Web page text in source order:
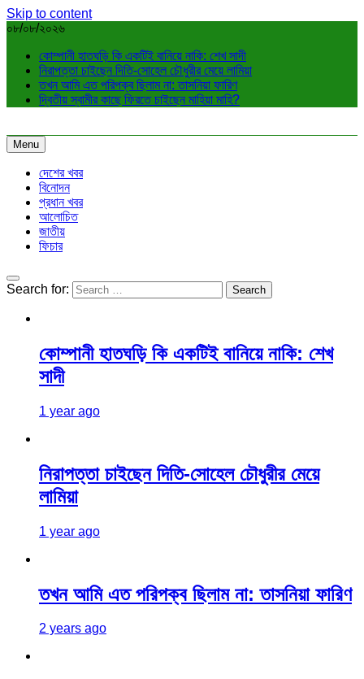
Skip to content
০৮/০৮/২০২৬
কোম্পানী হাতঘড়ি কি একটিই বানিয়ে নাকি: শেখ সাদী
নিরাপত্তা চাইছেন দিতি-সোহেল চৌধুরীর মেয়ে লামিয়া
তখন আমি এত পরিপক্ব ছিলাম না: তাসনিয়া ফারিণ
দ্বিতীয় স্বামীর কাছে ফিরতে চাইছেন মাহিয়া মাহি?
Menu
দেশের খবর
বিনোদন
প্রধান খবর
আলোচিত
জাতীয়
ফিচার
Search for:
কোম্পানী হাতঘড়ি কি একটিই বানিয়ে নাকি: শেখ
সাদী
1 year ago
নিরাপত্তা চাইছেন দিতি-সোহেল চৌধুরীর মেয়ে
লামিয়া
1 year ago
তখন আমি এত পরিপক্ব ছিলাম না: তাসনিয়া ফারিণ
2 years ago